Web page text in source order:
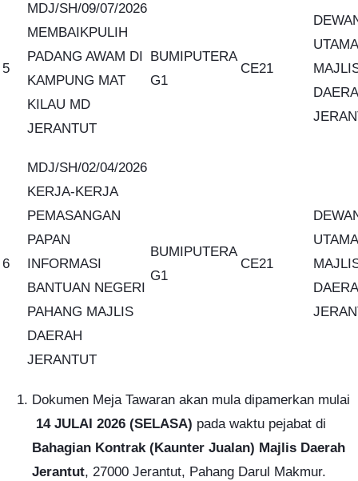
5
MDJ/SH/09/07/2026
MEMBAIKPULIH
PADANG AWAM DI
KAMPUNG MAT
KILAU MD
JERANTUT
BUMIPUTERA
G1
CE21
UTAMA
6
MDJ/SH/02/04/2026
KERJA-KERJA
PEMASANGAN
PAPAN
INFORMASI
BANTUAN NEGERI
PAHANG MAJLIS
DAERAH
JERANTUT
BUMIPUTERA
G1
CE21
UTAMA
Dokumen Meja Tawaran akan mula dipamerkan mulai
14 JULAI 2026 (SELASA) pada waktu pejabat di
Bahagian Kontrak (Kaunter Jualan) Majlis Daerah
Jerantut, 27000 Jerantut, Pahang Darul Makmur.